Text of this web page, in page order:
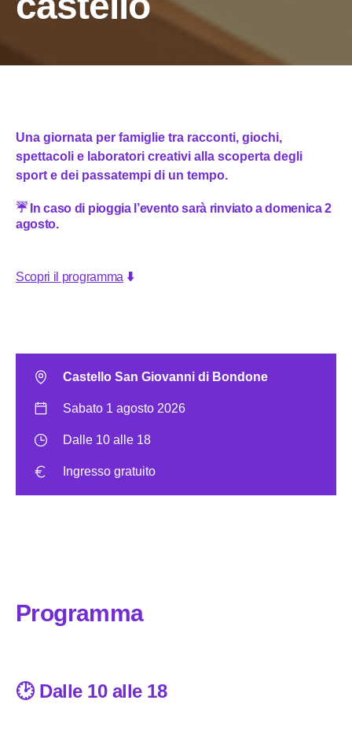
Una giornata per famiglie tra racconti, giochi,
spettacoli e laboratori creativi alla scoperta degli
sport e dei passatempi di un tempo.
☔ In caso di pioggia l’evento sarà rinviato a domenica 2
agosto.
Scopri il programma ⬇️
Castello San Giovanni di Bondone
Sabato 1 agosto 2026
Dalle 10 alle 18
Ingresso gratuito
Programma
🕑 Dalle 10 alle 18